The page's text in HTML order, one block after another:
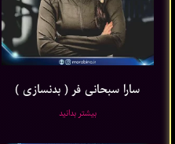
سارا سبحانی فر ( بدنسازی )
بیشتر بدانید